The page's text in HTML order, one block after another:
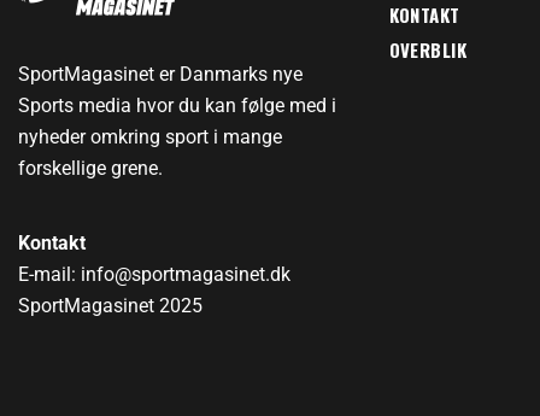
SportMagasinet er Danmarks nye
Sports media hvor du kan følge med i
nyheder omkring sport i mange
forskellige grene.
Kontakt
E-mail: info@sportmagasinet.dk
SportMagasinet 2025
KONTAKT
OVERBLIK